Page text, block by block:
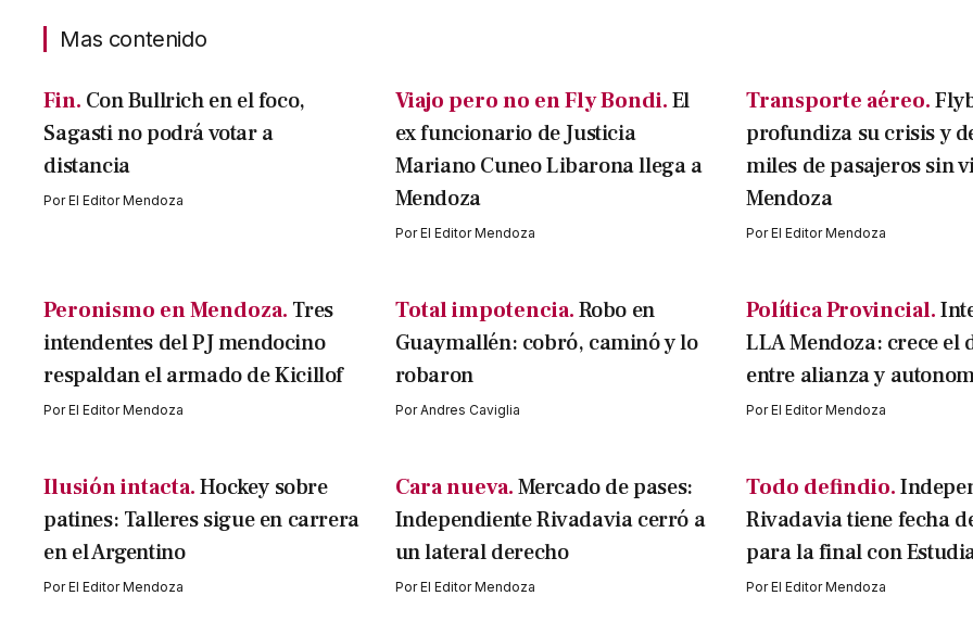
Mas contenido
Fin. Con Bullrich en el foco,
Sagasti no podrá votar a
distancia
PorEl Editor Mendoza
Viajo pero no en Fly Bondi.El
ex funcionario de Justicia
Mariano Cuneo Libarona llega a
Mendoza
PorEl Editor Mendoza
Transporte aéreo.
profundiza su crisis y
miles de pasajeros sin
Mendoza
PorEl Editor Mendoza
Peronismo en Mendoza. Tres
intendentes del PJ mendocino
respaldan el armado de Kicillof
PorEl Editor Mendoza
Total impotencia.Robo en
Guaymallén: cobró, caminó y lo
robaron
PorAndres Caviglia
Política Provincial.
LLA Mendoza: crece el
entre alianza y
PorEl Editor Mendoza
Ilusión intacta. Hockey sobre
patines: Talleres sigue en carrera
en el Argentino
PorEl Editor Mendoza
Cara nueva.Mercado de pases:
Independiente Rivadavia cerró a
un lateral derecho
PorEl Editor Mendoza
Todo defindio.
Rivadavia tiene fecha
para la final con
PorEl Editor Mendoza